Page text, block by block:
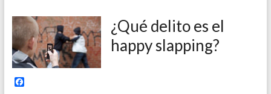
¿Qué delito es el
happy slapping?
F